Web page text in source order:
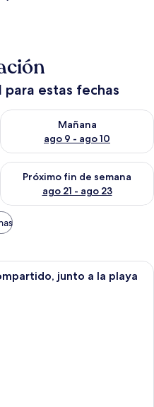
estas fechas
ago 8 - ago 9
Mañana
ago 9 - ago 10
Consulta la disponibilidad
fin de semana ago 14 -
Próximo fin de semana
ago 21 - ago 23
Consulta la disponibilidad
Una cabaña frente al mar con techo
junto a la playa